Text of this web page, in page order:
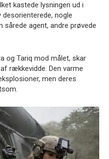
kastede lysningen ud i
nogle
agent, andre prøvede
og Tariq mod målet, skar
rækkevidde. Den varme
men deres